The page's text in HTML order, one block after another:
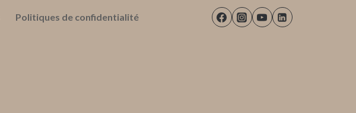
Politiques de confidentialité